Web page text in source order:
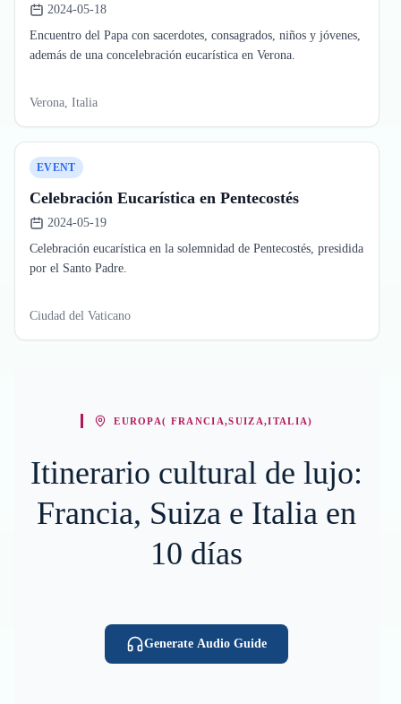
2024-05-18
Encuentro del Papa con sacerdotes, consagrados, niños y jóvenes,
además de una concelebración eucarística en Verona.
Verona, Italia
EVENT
Celebración Eucarística en Pentecostés
2024-05-19
Celebración eucarística en la solemnidad de Pentecostés, presidida
por el Santo Padre.
Ciudad del Vaticano
EUROPA( FRANCIA,SUIZA,ITALIA)
Itinerario cultural de lujo:
Francia, Suiza e Italia en
10 días
Generate Audio Guide